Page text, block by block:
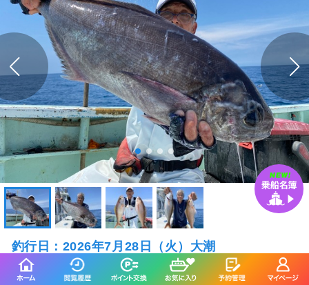
釣行日：2026年7月28日（火）大潮
メダイ 2.00～6.20kg 21～22匹